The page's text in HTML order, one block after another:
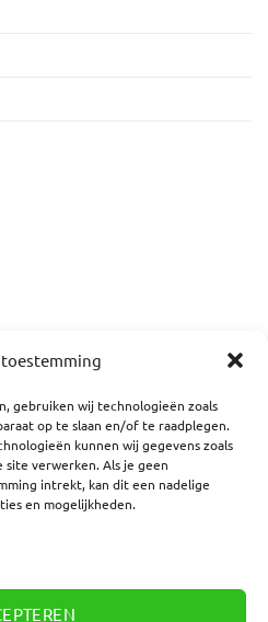
gebruiken wij technologieën zoals
op te slaan en/of te raadplegen.
kunnen wij gegevens zoals
verwerken. Als je geen
intrekt, kan dit een nadelige
en mogelijkheden.